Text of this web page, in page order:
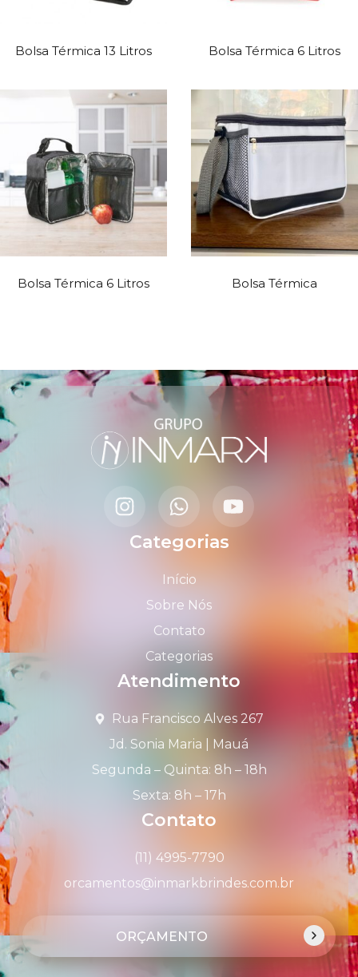
Bolsa Térmica 13 Litros Bolsa Térmica 6 Litros
Bolsa Térmica 6 Litros Bolsa Térmica
Categorias
Início
Sobre Nós
Contato
Categorias
Atendimento
Rua Francisco Alves 267
Jd. Sonia Maria | Mauá
Segunda – Quinta: 8h – 18h
Sexta: 8h – 17h
Contato
(11) 4995-7790
orcamentos@inmarkbrindes.com.br
ORÇAMENTO